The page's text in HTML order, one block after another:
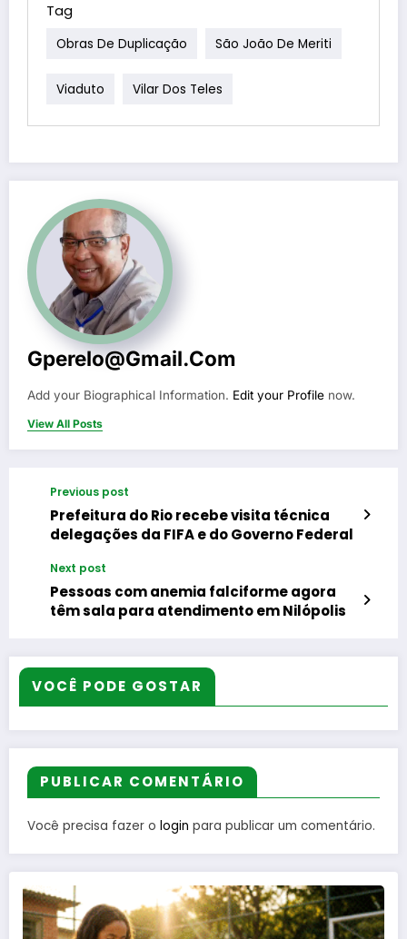
Tag
Obras De Duplicação São João De Meriti
Viaduto Vilar Dos Teles
Gperelo@gmail.com
Add your Biographical Information. Edit your Profile now.
View All Posts
Previous post
Prefeitura do Rio recebe visita técnica
delegações da FIFA e do Governo Federal
Next post
Pessoas com anemia falciforme agora
têm sala para atendimento em Nilópolis
VOCÊ PODE GOSTAR
PUBLICAR COMENTÁRIO
Você precisa fazer o login para publicar um comentário.